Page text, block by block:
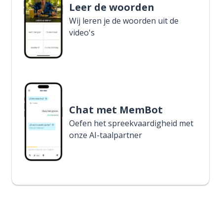
Leer de woorden
Wij leren je de woorden uit de
video's
Chat met MemBot
Oefen het spreekvaardigheid met
onze AI-taalpartner